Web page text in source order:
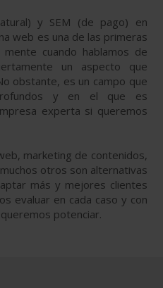
y SEM (de pago) en
web es una de las primeras
cuando hablamos de
un aspecto que
obstante, es un campo que
y en el que es
experta si queremos
marketing de contenidos,
otros son alternativas
más y mejores clientes
evaluar en cada caso y con
potenciar.